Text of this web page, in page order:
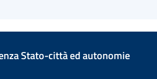
Stato-città ed autonomie